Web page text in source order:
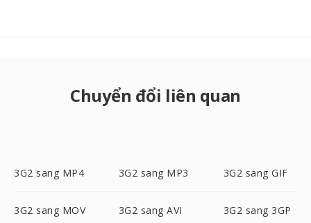
Chuyển đổi liên quan
3G2 sang MP4 3G2 sang MP3 3G2 sang GIF
3G2 sang MOV 3G2 sang AVI 3G2 sang 3GP